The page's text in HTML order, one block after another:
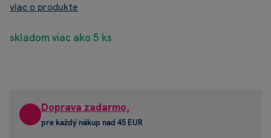
viac o produkte
skladom viac ako 5 ks
Doprava zadarmo,
pre každý nákup nad 45 EUR